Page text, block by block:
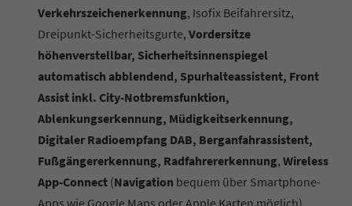
Verkehrszeichenerkennung, Isofix Beifahrersitz,
Dreipunkt-Sicherheitsgurte, Vordersitze
höhenverstellbar, Sicherheitsinnenspiegel
automatisch abblendend, Spurhalteassistent, Front
Assist inkl. City-Notbremsfunktion,
Ablenkungserkennung, Müdigkeitserkennung,
Digitaler Radioempfang DAB, Berganfahrassistent,
Fußgängererkennung, Radfahrererkennung, Wireless
App-Connect (Navigation bequem über Smartphone-
Apps wie Google Maps oder Apple Karten möglich)